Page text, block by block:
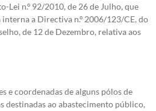
Lei n.º 92/2010, de 26 de Julho, que
a Directiva n.º 2006/123/CE, do
de 12 de Dezembro, relativa aos
e coordenadas de alguns pólos de
destinadas ao abastecimento público,